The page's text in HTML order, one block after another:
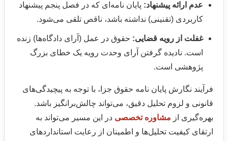
عدم ارائه پیشنهاد: پایان نامه‌ای که در فصل پنجم پیشنهاد
کاربردی (تقنینی) نداشته باشد، ناقص تلقی می‌شود.
غفلت از رویه قضایی: حقوق در عمل (آرای دادگاه‌ها) زنده
است. نادیده گرفتن آرای وحدت رویه یک خطای بزرگ
پژوهشی است.
فرآیند نگارش پایان نامه حقوق جزا، با توجه به پیچیدگی‌های
قانونی و لزوم تحلیل دقیق، می‌تواند چالش‌برانگیز باشد.
بهره‌گیری از مشاوره تخصصی در این مسیر می‌تواند به
ارتقای کیفیت تحلیل‌ها و اطمینان از رعایت استانداردهای